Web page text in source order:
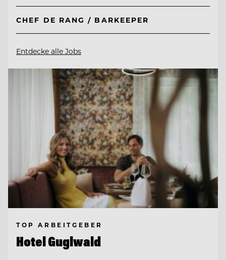
CHEF DE RANG / BARKEEPER
Entdecke alle Jobs
TOP ARBEITGEBER
Hotel Guglwald